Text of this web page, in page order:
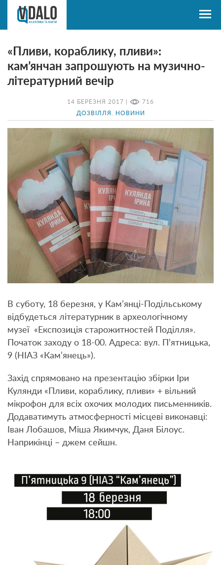
14 БЕРЕЗНЯ 2017 | 716
ДОЗВІЛЛЯ НОВИНИ
«Пливи, кораблику, пливи»:
кам’янчан запрошують на музично-
літературний вечір
В суботу, 18 березня, у Кам’янці-Подільському
відбудеться літературник в археологічному
музеї «Експозиція старожитностей Поділля».
Початок заходу о 18-00. Адреса: вул. П’ятницька,
9 (НІАЗ «Кам’янець»).
Захід спрямовано на презентацію збірки Іри
Кулянди «Пливи, кораблику, пливи» + вільний
мікрофон для всіх охочих молодих письменників.
Додаватимуть атмосферності місцеві виконавці:
Іван Лобашов, Міша Якимчук, Даня Білоус.
Наприкінці – джем сейшн.